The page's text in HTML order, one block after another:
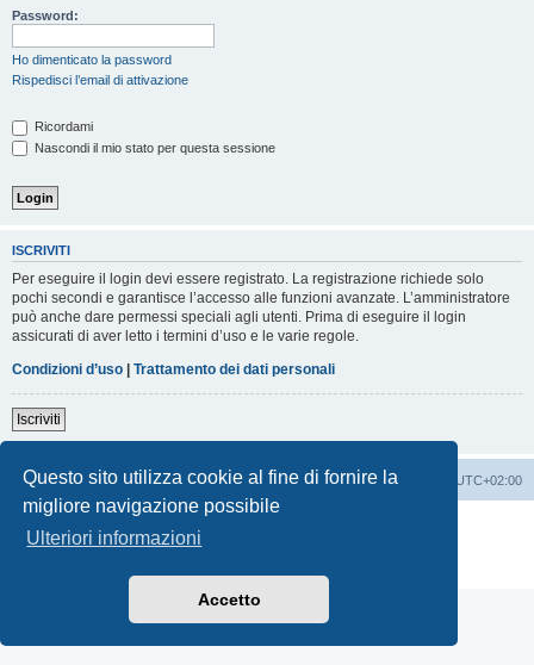
Questo sito utilizza cookie al fine di fornire la
migliore navigazione possibile
Ulteriori informazioni
Accetto
Password:
Ho dimenticato la password
Rispedisci l’email di attivazione
Ricordami
Nascondi il mio stato per questa sessione
ISCRIVITI
Per eseguire il login devi essere registrato. La registrazione richiede solo
pochi secondi e garantisce l’accesso alle funzioni avanzate. L’amministratore
può anche dare permessi speciali agli utenti. Prima di eseguire il login
assicurati di aver letto i termini d’uso e le varie regole.
Condizioni d’uso | Trattamento dei dati personali
Iscriviti
Indice Tutti gli orari sono UTC+02:00
Cancella cookie
Contattaci
Traduzione Italiana